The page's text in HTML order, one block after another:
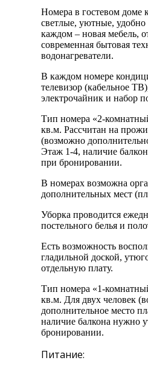
Номера в гостевом доме
светлые, уютные,
каждом – новая мебель,
современная бытовая
водонагреватели.
В каждом номере
телевизор (кабельное
электрочайник и набор
Тип номера «2-
кв.м. Рассчитан на
(возможно
Этаж 1-4, наличие
при бронировании.
В номерах возможна
дополнительных мест
Уборка проводится
постельного белья и
Есть возможность
гладильной доской,
отдельную плату.
Тип номера «1-
кв.м. Для двух человек
дополнительное место
наличие балкона нужно
бронировании.
Питание: